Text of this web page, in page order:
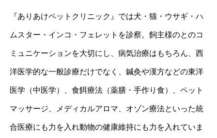
『ありあけペットクリニック』では犬・猫・ウサギ・ハ
ムスター・インコ・フェレットを診察。飼主様のとのコ
ミュニケーションを大切にし、病気治療はもちろん、西
洋医学的な一般診療だけでなく、鍼灸や漢方などの東洋
医学（中医学）、食餌療法（薬膳・手作り食）、ペット
マッサージ、メディカルアロマ、オゾン療法といった統
合医療にも力を入れ動物の健康維持にも力を入れていま